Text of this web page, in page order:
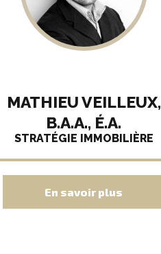
MATHIEU VEILLEUX,
B.A.A., É.A.
STRATÉGIE IMMOBILIÈRE
En savoir plus